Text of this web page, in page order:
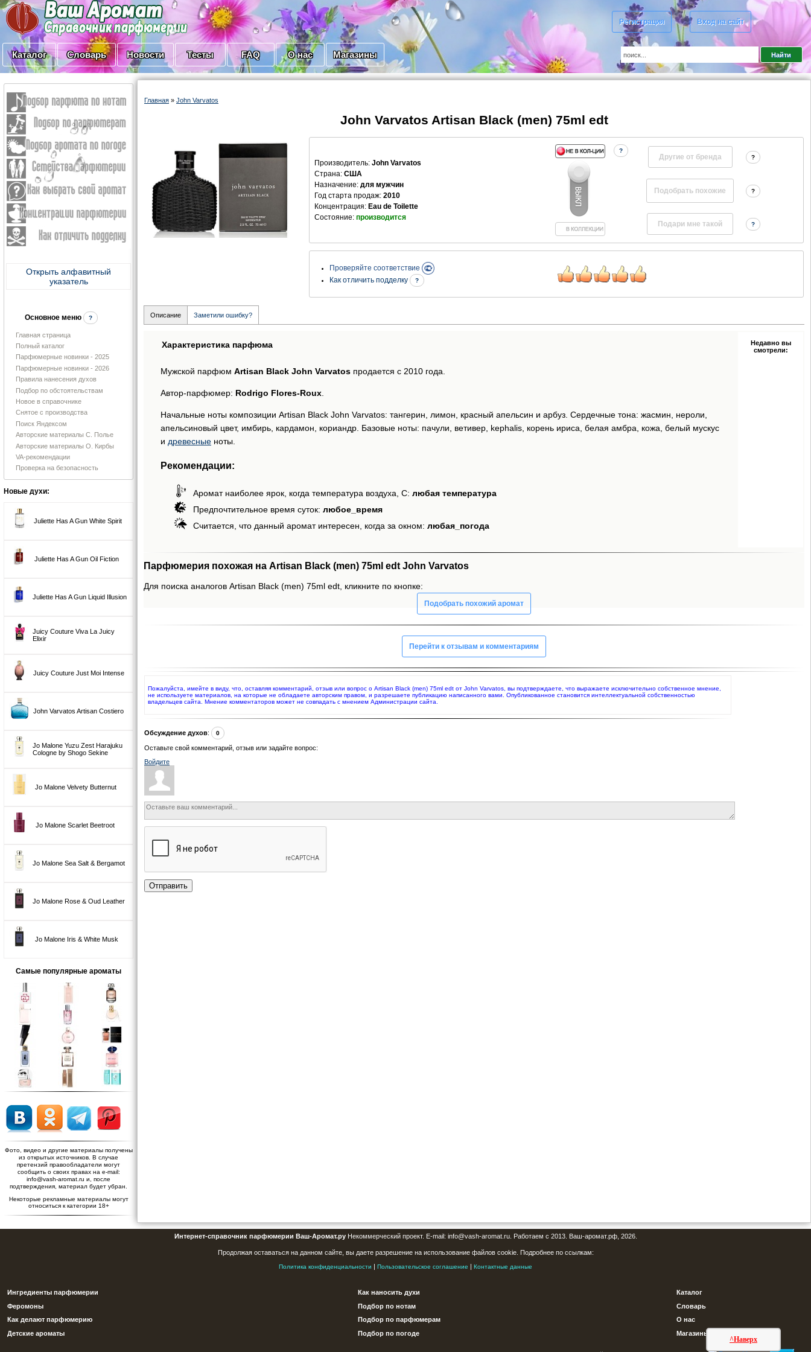
Регистрация Вход на сайт
Каталог Словарь Новости Тесты FAQ О нас Магазины
Открыть алфавитный
указатель
Основное меню ?
Главная страница
Полный каталог
Парфюмерные новинки - 2025
Парфюмерные новинки - 2026
Правила нанесения духов
Подбор по обстоятельствам
Новое в справочнике
Снятое с производства
Поиск Яндексом
Авторские материалы С. Полье
Авторские материалы О. Кирбы
VA-рекомендации
Проверка на безопасность
Новые духи:
Juliette Has A Gun White Spirit
Juliette Has A Gun Oil Fiction
Juliette Has A Gun Liquid Illusion
Juicy Couture Viva La Juicy
Elixir
Juicy Couture Just Moi Intense
John Varvatos Artisan Costiero
Jo Malone Yuzu Zest Harajuku
Cologne by Shogo Sekine
Jo Malone Velvety Butternut
Jo Malone Scarlet Beetroot
Jo Malone Sea Salt & Bergamot
Jo Malone Rose & Oud Leather
Jo Malone Iris & White Musk
Самые популярные ароматы
Фото, видео и другие материалы получены
из открытых источников. В случае
претензий правообладатели могут
сообщить о своих правах на e-mail:
info@vash-aromat.ru и, после
подтверждения, материал будет убран.
Некоторые рекламные материалы могут
относиться к категории 18+
Главная » John Varvatos
John Varvatos Artisan Black (men) 75ml edt
Производитель: John Varvatos
Страна: США
Назначение: для мужчин
Год старта продаж: 2010
Концентрация: Eau de Toilette
Состояние: производится
?
Другие от бренда ?
?
?
Проверяйте соответствие
Как отличить подделку
?
Описание Заметили ошибку?
Характеристика парфюма
Мужской парфюм Artisan Black John Varvatos продается с 2010 года.
Автор-парфюмер: Rodrigo Flores-Roux
Начальные ноты композиции Artisan Black John Varvatos: тангерин, лимон, красный апельсин и арбуз. Сердечные тона: жасмин, нероли,
апельсиновый цвет, имбирь, кардамон, кориандр. Базовые ноты: пачули, ветивер, kephalis, корень ириса, белая амбра, кожа, белый мускус
и древесные ноты.
Рекомендации:
Аромат наиболее ярок, когда температура воздуха, С: любая температура
Предпочтительное время суток: любое_время
Считается, что данный аромат интересен, когда за окном: любая_погода
Недавно вы
смотрели:
Парфюмерия похожая на Artisan Black (men) 75ml edt John Varvatos
Для поиска аналогов Artisan Black (men) 75ml edt, кликните по кнопке:
Подобрать похожий аромат
Перейти к отзывам и комментариям
Пожалуйста, имейте в виду, что, оставляя комментарий, отзыв или вопрос о Artisan Black (men) 75ml edt от John Varvatos, вы подтверждаете, что выражаете исключительно собственное мнение,
не используете материалов, на которые не обладаете авторским правом, и разрешаете публикацию написанного вами. Опубликованное становится интеллектуальной собственностью
владельцев сайта. Мнение комментаторов может не совпадать с мнением Администрации сайта.
Обсуждение духов: 0
Оставьте свой комментарий, отзыв или задайте вопрос:
Войдите
Отправить
^Наверх
Интернет-справочник парфюмерии Ваш-Аромат.руНекоммерческий проект. E-mail: info@vash-aromat.ru. Работаем с 2013. Ваш-аромат.рф, 2026.
Продолжая оставаться на данном сайте, вы даете разрешение на использование файлов cookie. Подробнее по ссылкам:
Политика конфиденциальности | Пользовательское соглашение | Контактные данные
Ингредиенты парфюмерии
Феромоны
Как делают парфюмерию
Детские ароматы
Как наносить духи
Подбор по нотам
Подбор по парфюмерам
Подбор по погоде
Каталог
Словарь
О нас
Магазины